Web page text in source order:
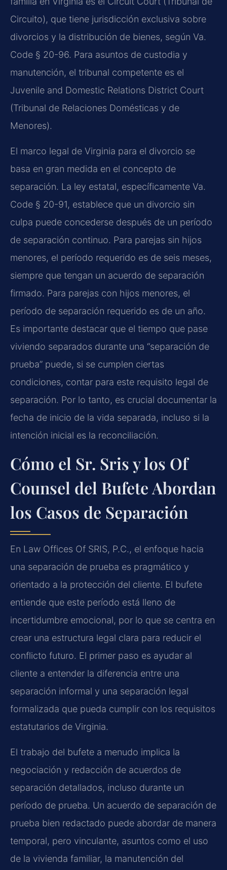
Circuito), que tiene jurisdicción exclusiva sobre
divorcios y la distribución de bienes, según Va.
Code § 20-96. Para asuntos de custodia y
manutención, el tribunal competente es el
Juvenile and Domestic Relations District Court
(Tribunal de Relaciones Domésticas y de
Menores).
El marco legal de Virginia para el divorcio se
basa en gran medida en el concepto de
separación. La ley estatal, específicamente Va.
Code § 20-91, establece que un divorcio sin
culpa puede concederse después de un período
de separación continuo. Para parejas sin hijos
menores, el período requerido es de seis meses,
siempre que tengan un acuerdo de separación
firmado. Para parejas con hijos menores, el
período de separación requerido es de un año.
Es importante destacar que el tiempo que pase
viviendo separados durante una “separación de
prueba” puede, si se cumplen ciertas
condiciones, contar para este requisito legal de
separación. Por lo tanto, es crucial documentar la
fecha de inicio de la vida separada, incluso si la
intención inicial es la reconciliación.
Cómo el Sr. Sris y los Of
Counsel del Bufete Abordan
los Casos de Separación
En Law Offices Of SRIS, P.C., el enfoque hacia
una separación de prueba es pragmático y
orientado a la protección del cliente. El bufete
entiende que este período está lleno de
incertidumbre emocional, por lo que se centra en
crear una estructura legal clara para reducir el
conflicto futuro. El primer paso es ayudar al
cliente a entender la diferencia entre una
separación informal y una separación legal
formalizada que pueda cumplir con los requisitos
estatutarios de Virginia.
El trabajo del bufete a menudo implica la
negociación y redacción de acuerdos de
separación detallados, incluso durante un
período de prueba. Un acuerdo de separación de
prueba bien redactado puede abordar de manera
temporal, pero vinculante, asuntos como el uso
de la vivienda familiar, la manutención del